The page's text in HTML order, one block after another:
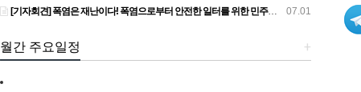
07.01
[기자회견] 폭염은 재난이다! 폭염으로부터 안전한 일터를 위한 민주노총 강원지역본부 폭염감시단 선포 기자회견
+
월간 주요일정